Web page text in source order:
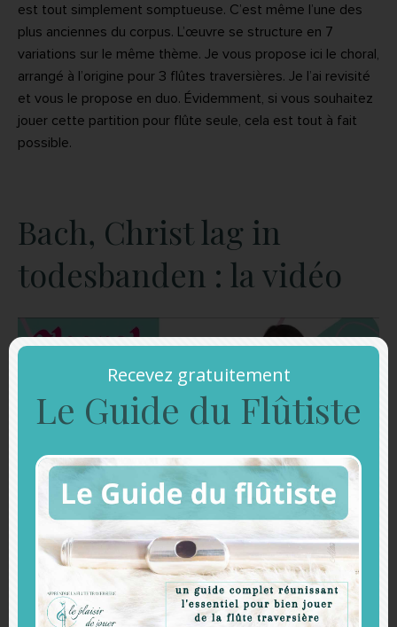
est tout simplement somptueuse. C’est même l’une des
plus anciennes du corpus. L’œuvre se structure en 7
variations sur le même thème. Je vous propose ici le choral,
arrangé à l’origine pour 3 flûtes traversières. Je l’ai revisité
et vous le propose en duo. Évidemment, si vous souhaitez
jouer cette partition pour flûte seule, cela est tout à fait
possible.
Bach, Christ lag in
todesbanden : la vidéo
La partition :
Recevez gratuitement
Le Guide du Flûtiste